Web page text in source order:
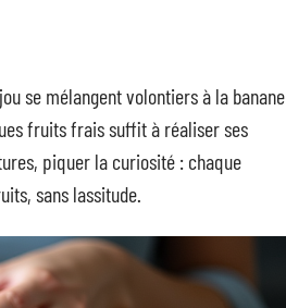
se mélangent volontiers à la banane
fruits frais suffit à réaliser ses
piquer la curiosité : chaque
sans lassitude.